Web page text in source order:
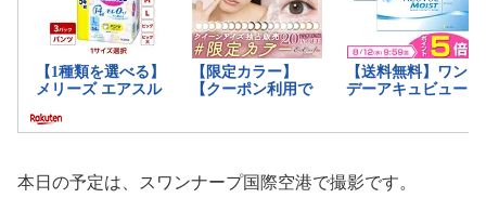
本日の予定は、スワンナープ国際空港で撮影です。